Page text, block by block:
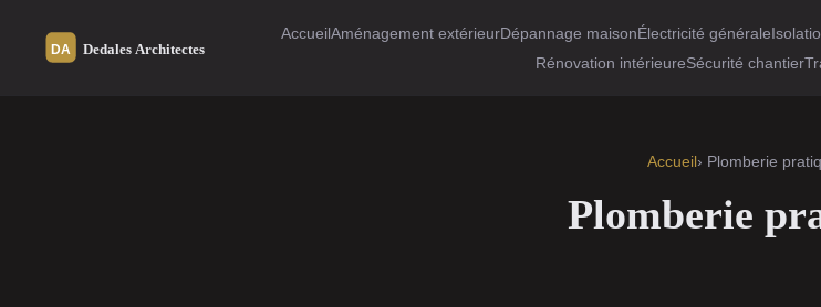
AccueilAménagement extérieurDépannage maisonÉlectricité générale
Rénovation intérieureSécurité chantier
Accueil › Plomberie
Plomberie